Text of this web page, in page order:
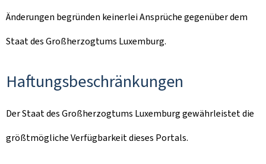
Änderungen begründen keinerlei Ansprüche gegenüber dem
Staat des Großherzogtums Luxemburg.
Haftungsbeschränkungen
Der Staat des Großherzogtums Luxemburg gewährleistet die
größtmögliche Verfügbarkeit dieses Portals.